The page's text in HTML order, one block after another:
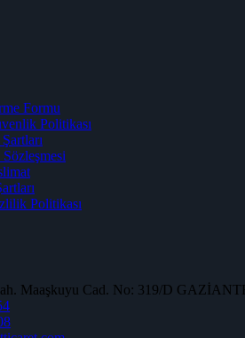
Formu
Politikası
Sözleşmesi
Politikası
Maaşkuyu Cad. No: 319/D